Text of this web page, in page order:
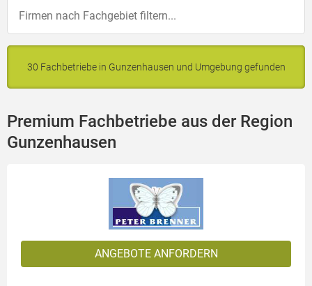
30 Fachbetriebe in Gunzenhausen und Umgebung gefunden
Premium Fachbetriebe aus der Region
Gunzenhausen
ANGEBOTE ANFORDERN